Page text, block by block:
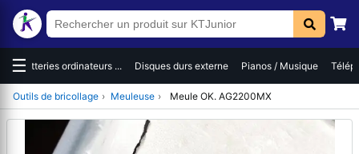
☰
Disques durs externe Pianos / Musique Téléphones / Smartph...
Outils de bricollage › Meuleuse › Meule OK. AG2200MX